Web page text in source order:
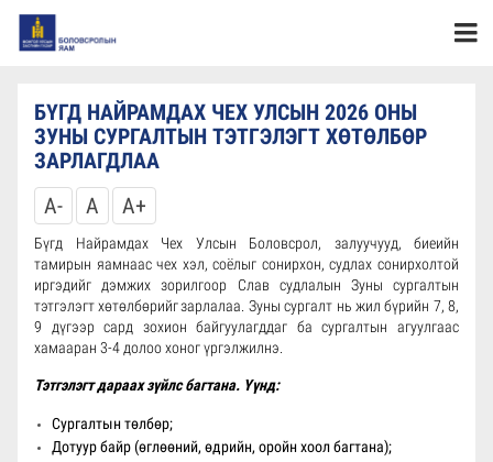
БҮГД НАЙРАМДАХ ЧЕХ УЛСЫН 2026 ОНЫ
ЗУНЫ СУРГАЛТЫН ТЭТГЭЛЭГТ ХӨТӨЛБӨР
ЗАРЛАГДЛАА
A-
A A+
Бүгд Найрамдах Чех Улсын Боловсрол, залуучууд, биеийн
тамирын яамнаас чех хэл, соёлыг сонирхон, судлах сонирхолтой
иргэдийг дэмжих зорилгоор Слав судлалын Зуны сургалтын
тэтгэлэгт хөтөлбөрийг зарлалаа. Зуны сургалт нь жил бүрийн 7, 8,
9 дүгээр сард зохион байгуулагддаг ба сургалтын агуулгаас
хамааран 3-4 долоо хоног үргэлжилнэ.
Тэтгэлэгт дараах зүйлс багтана. Үүнд:
Сургалтын төлбөр;
Дотуур байр (өглөөний, өдрийн, оройн хоол багтана);